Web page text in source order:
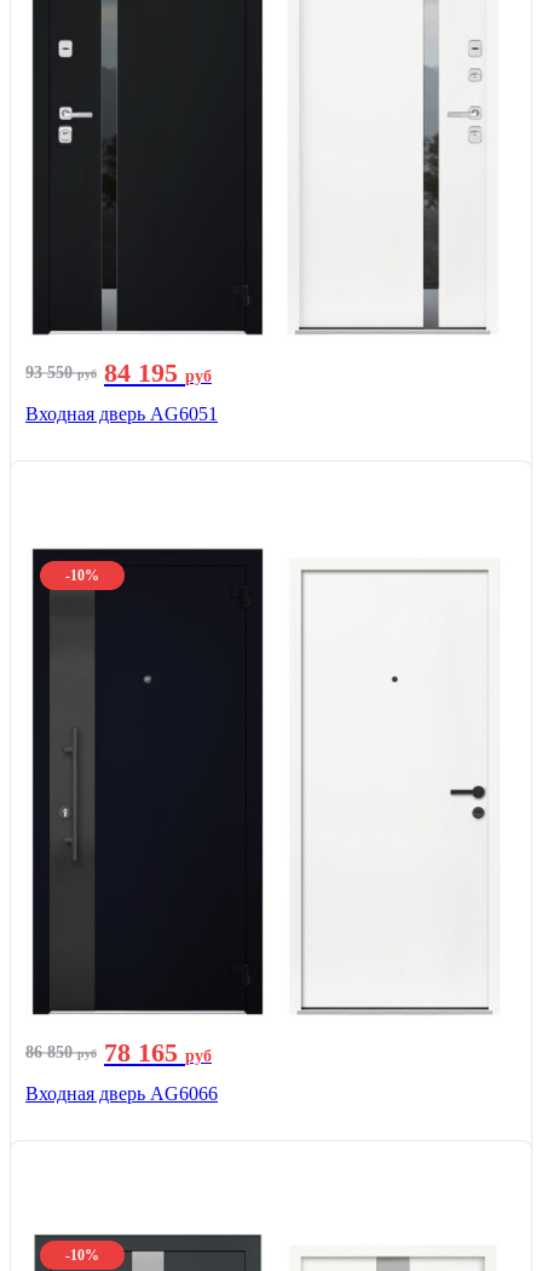
93 550руб 84 195 руб
Входная дверь AG6051
-10%
86 850руб 78 165 руб
Входная дверь AG6066
-10%